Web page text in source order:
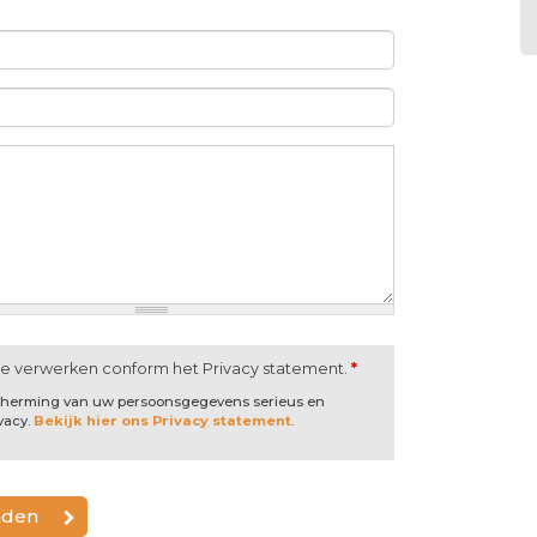
verwerken conform het Privacy statement. *
van uw persoonsgegevens serieus en
Bekijk hier ons Privacy statement.